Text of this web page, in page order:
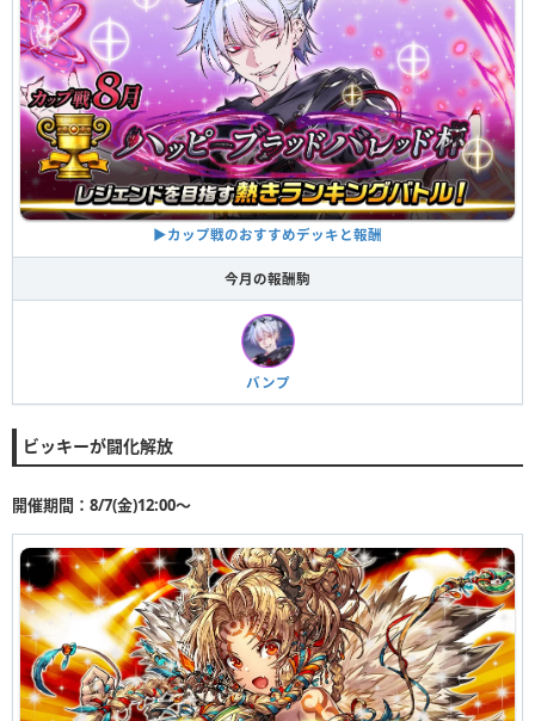
▶︎カップ戦のおすすめデッキと報酬
今月の報酬駒
バンプ
ビッキーが闘化解放
開催期間：8/7(金)12:00〜